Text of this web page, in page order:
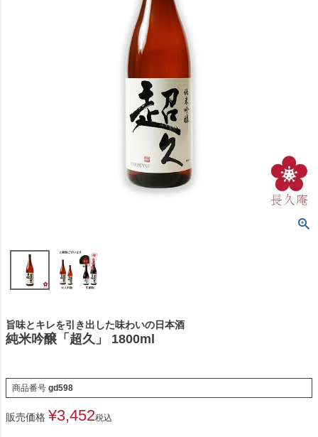
旨味とキレを引き出した味わいの日本酒
純米吟醸「超久」 1800ml
商品番号 gd598
販売価格 ¥3,452税込